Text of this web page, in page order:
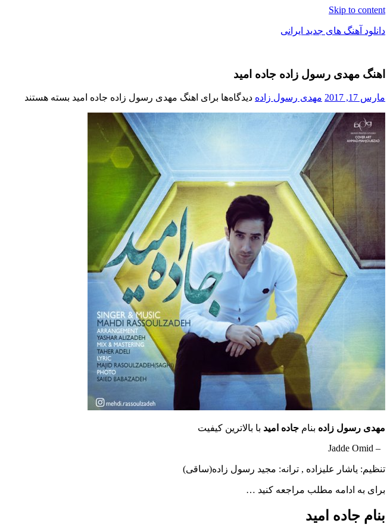
Skip to content
دانلود آهنگ های جدید ایرانی
فول
موزیک
اهنگ مهدی رسول زاده جاده امید
مارس 17, 2017 مهدی رسول زاده دیدگاه‌ها برای اهنگ مهدی رسول زاده جاده امید بسته هستند
مهدی رسول زاده بنام جاده امید با بالاترین کیفیت
– Jadde Omid
تنظیم: یاشار علیزاده , ترانه: مجید رسول زاده(ساقی)
برای به ادامه مطلب مراجعه کنید …
بنام جاده امید